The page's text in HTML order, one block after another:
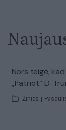
Nors teigė,
„Patriot“ D.
Žinios